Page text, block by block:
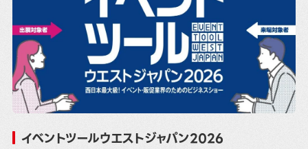
イベントツールウエストジャパン2026